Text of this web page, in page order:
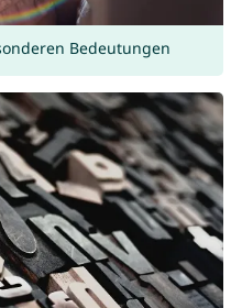
Bedeutungen